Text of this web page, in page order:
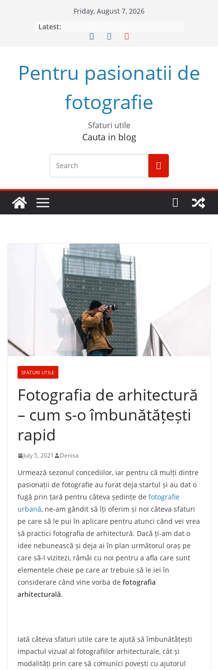
Friday, August 7, 2026
Latest:
Pentru pasionatii de
fotografie
Sfaturi utile
Cauta in blog
SFATURI UTILE
Fotografia de arhitectură
– cum s-o îmbunătățești
rapid
July 5, 2021 Denisa
Urmează sezonul concediilor, iar pentru că mulți dintre
pasionații de fotografie au furat deja startul și au dat o
fugă prin țară pentru câteva ședințe de fotografie
urbană, ne-am gândit să îți oferim și noi câteva sfaturi
pe care să le pui în aplicare pentru atunci când vei vrea
să practici fotografia de arhitectură. Dacă ți-am dat o
idee nebunească și deja ai în plan următorul oraș pe
care să-l vizitezi, rămâi cu noi pentru a afla care sunt
elementele cheie pe care ar trebuie să le iei în
considerare când vine vorba de fotografia
arhitecturală.
Iată câteva sfaturi utile care te ajută să îmbunătățești
impactul vizual al fotografiilor arhitecturale, cât și
modalități prin care să comunici povești cu ajutorul